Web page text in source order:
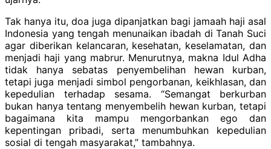
Tak hanya itu, doa juga dipanjatkan bagi jamaah haji asal
Indonesia yang tengah menunaikan ibadah di Tanah Suci
agar diberikan kelancaran, kesehatan, keselamatan, dan
menjadi haji yang mabrur. Menurutnya, makna Idul Adha
tidak hanya sebatas penyembelihan hewan kurban,
tetapi juga menjadi simbol pengorbanan, keikhlasan, dan
kepedulian terhadap sesama. “Semangat berkurban
bukan hanya tentang menyembelih hewan kurban, tetapi
bagaimana kita mampu mengorbankan ego dan
kepentingan pribadi, serta menumbuhkan kepedulian
sosial di tengah masyarakat,” tambahnya.